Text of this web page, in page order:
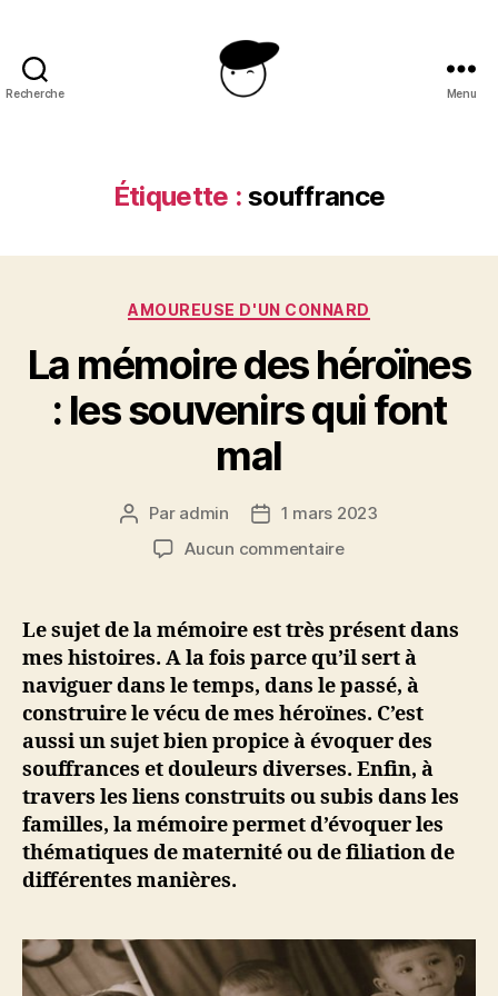
Recherche
une
femme
Menu
Étiquette : souffrance
Catégories
AMOUREUSE D'UN CONNARD
La mémoire des héroïnes
: les souvenirs qui font
mal
Auteur
l’article
Par admin
Date1 mars 2023
Aucun commentairesur
m
é
m
o
i
r
e
d
e
s
h
o
Le sujet de la mémoire est très présent dans
mes histoires. A la fois parce qu’il sert à
naviguer dans le temps, dans le passé, à
construire le vécu de mes héroïnes. C’est
aussi un sujet bien propice à évoquer des
souffrances et douleurs diverses. Enfin, à
travers les liens construits ou subis dans les
familles, la mémoire permet d’évoquer les
thématiques de maternité ou de filiation de
différentes manières.